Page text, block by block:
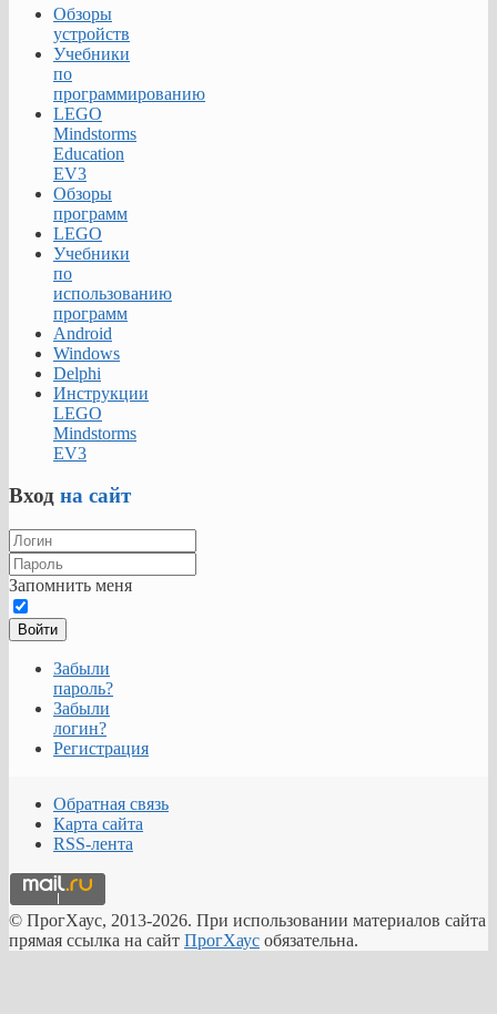
функцией
является
управление
организационной
структурой
подразделений.
Администраторы
создавать
удалять
подразделения,
выстраивать
иерархическую
структуру.
помогает
рационально
организовать
структуру
ПК
ALD
Pro
позволяет
управлять
групповыми
политиками.
Администраторы
создавать,
изменять
параметры,
назначать
организационные
подразделения.
Групповые
Обзоры
устройств
Учебники
по
программированию
LEGO
Mindstorms
Education
EV3
Обзоры
программ
LEGO
Учебники
по
использованию
программ
Android
Windows
Delphi
Инструкции
LEGO
Mindstorms
EV3
Вход на сайт
Запомнить меня
Войти
Забыли
пароль?
Забыли
логин?
Регистрация
Обратная связь
Карта сайта
RSS-лента
© ПрогХаус, 2013-2026. При использовании материалов сайта
прямая ссылка на сайт ПрогХаус обязательна.